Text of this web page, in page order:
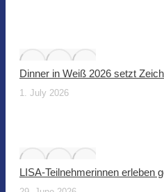
Dinner in Weiß 2026 setzt
1. July 2026
LISA-Teilnehmerinnen erleben